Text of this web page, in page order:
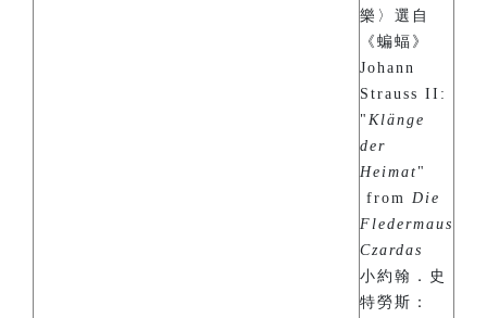
樂〉選自
《蝙蝠》
Johann
Strauss II:
" Klänge
der
Heimat "
from Die
Fledermaus
Czardas
小約翰．史
特勞斯：